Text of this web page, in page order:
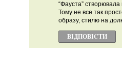
“Фауста”
Тому не все так
образу, стилю на
ВІДПОВІCТИ